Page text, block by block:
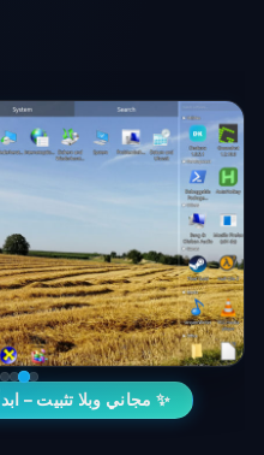
✨ مجاني وبلا تثبيت – ابدأ Deskora v1.1.0.5 الآن!